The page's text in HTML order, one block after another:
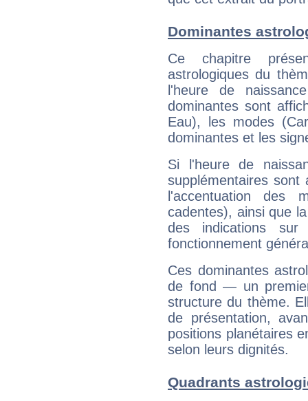
Dominantes
Ce chapitre
astrologiques du
l'heure de
dominantes sont
Eau), les modes
dominantes et les
Si l'heure de
supplémentaires sont
l'accentuation des
cadentes), ainsi que
des indications sur
fonctionnement
Ces dominantes
de fond — un
structure du thème.
de présentation,
positions planétaires
selon leurs dignités.
Quadrants